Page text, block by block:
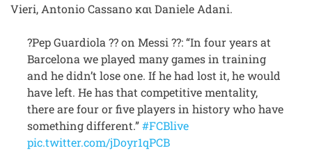
Vieri, Antonio Cassano και Daniele Adani.
?Pep Guardiola ?? on Messi ??: “In four years at
Barcelona we played many games in training
and he didn’t lose one. If he had lost it, he would
have left. He has that competitive mentality,
there are four or five players in history who have
something different.”#FCBlive
pic.twitter.com/jDoyr1qPCB